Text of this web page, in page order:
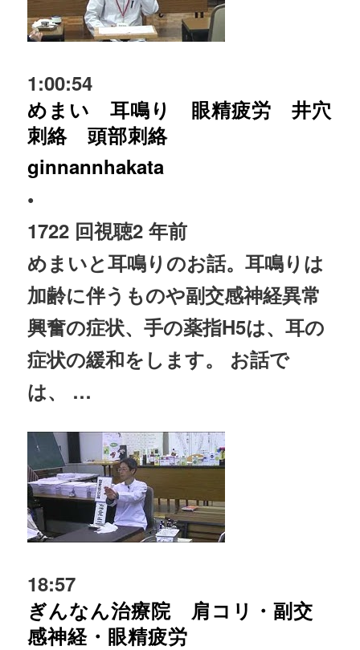
1:00:54
めまい 耳鳴り 眼精疲労 井穴
刺絡 頭部刺絡
ginnannhakata
•
1722 回視聴2 年前
めまいと耳鳴りのお話。耳鳴りは
加齢に伴うものや副交感神経異常
興奮の症状、手の薬指H5は、耳の
症状の緩和をします。 お話で
は、 …
18:57
ぎんなん治療院 肩コリ・副交
感神経・眼精疲労